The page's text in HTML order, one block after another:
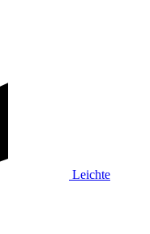
Leichte